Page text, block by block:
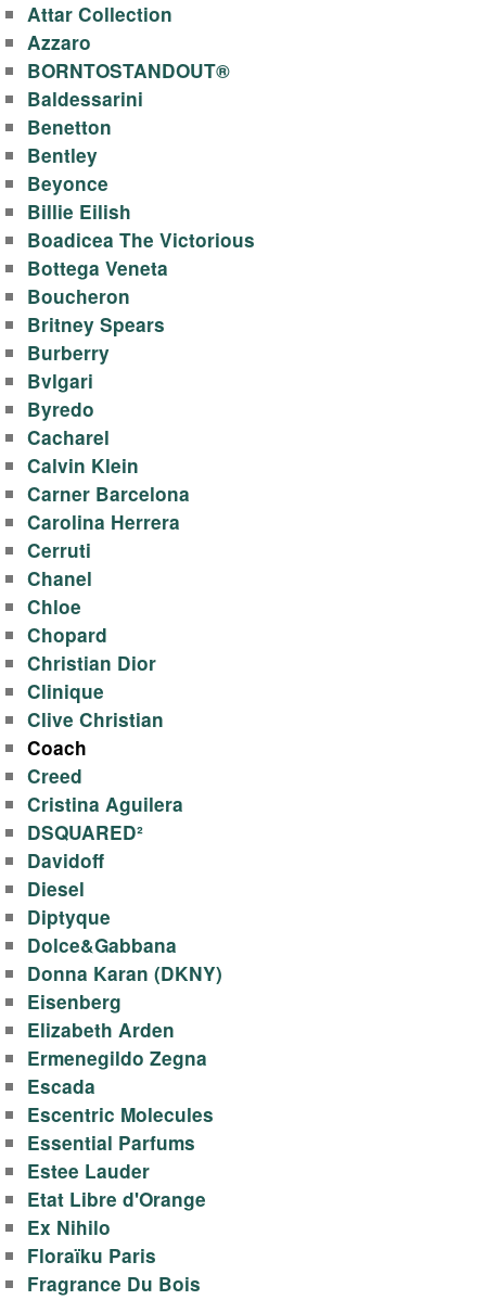
l
a
n
d
.
b
y
-
п
р
о
д
а
ж
а
т
у
а
л
е
т
н
о
й
в
Attar Collection
Azzaro
BORNTOSTANDOUT®
Baldessarini
Benetton
Bentley
Beyonce
Billie Eilish
Boadicea The Victorious
Bottega Veneta
Boucheron
Britney Spears
Burberry
Bvlgari
Byredo
Cacharel
Calvin Klein
Carner Barcelona
Carolina Herrera
Cerruti
Chanel
Chloe
Chopard
Christian Dior
Clinique
Clive Christian
Coach
Creed
Cristina Aguilera
DSQUARED²
Davidoff
Diesel
Diptyque
Dolce&Gabbana
Donna Karan (DKNY)
Eisenberg
Elizabeth Arden
Ermenegildo Zegna
Escada
Escentric Molecules
Essential Parfums
Estee Lauder
Etat Libre d'Orange
Ex Nihilo
Floraïku Paris
Fragrance Du Bois